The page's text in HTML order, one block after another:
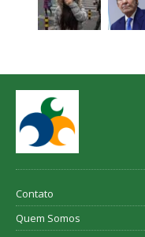
Contato
Quem Somos